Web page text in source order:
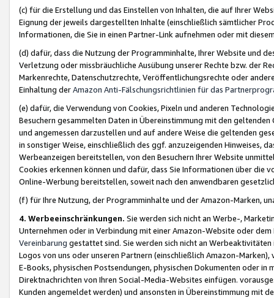
(c) für die Erstellung und das Einstellen von Inhalten, die auf Ihrer
Eignung der jeweils dargestellten Inhalte (einschließlich sämtlicher
Informationen, die Sie in einen Partner-Link aufnehmen oder mit
(d) dafür, dass die Nutzung der Programminhalte, Ihrer Website und
Verletzung oder missbräuchliche Ausübung unserer Rechte bzw. der
Markenrechte, Datenschutzrechte, Veröffentlichungsrechte oder
Einhaltung derAmazon Anti-Fälschungsrichtlinien für das
(e) dafür, die Verwendung von Cookies, Pixeln und anderen
Besuchern gesammelten Daten in Übereinstimmung mit den
und angemessen darzustellen und auf andere Weise die geltenden
in sonstiger Weise, einschließlich des ggf. anzuzeigenden Hinweises,
Werbeanzeigen bereitstellen, von den Besuchern Ihrer Website
Cookies erkennen können und dafür, dass Sie Informationen über die
Online-Werbung bereitstellen, soweit nach den anwendbaren
(f) für Ihre Nutzung, der Programminhalte und der Amazon-Marken,
4. Werbeeinschränkungen. Sie werden sich nicht an Werbe-,
Unternehmen oder in Verbindung mit einer Amazon-Website oder
Vereinbarung gestattet sind. Sie werden sich nicht an
Logos von uns oder unseren Partnern (einschließlich Amazon-
E-Books, physischen Postsendungen, physischen Dokumenten oder in
Direktnachrichten von Ihren Social-Media-Websites einfügen.
Kunden angemeldet werden) und ansonsten in Übereinstimmung mit